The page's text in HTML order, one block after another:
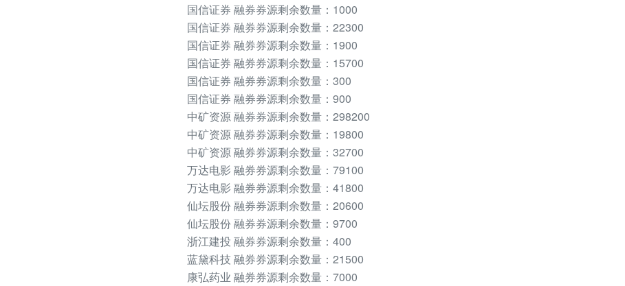
国信证券 融券券源剩余数量：1000
国信证券 融券券源剩余数量：22300
国信证券 融券券源剩余数量：1900
国信证券 融券券源剩余数量：15700
国信证券 融券券源剩余数量：300
国信证券 融券券源剩余数量：900
中矿资源 融券券源剩余数量：298200
中矿资源 融券券源剩余数量：19800
中矿资源 融券券源剩余数量：32700
万达电影 融券券源剩余数量：79100
万达电影 融券券源剩余数量：41800
仙坛股份 融券券源剩余数量：20600
仙坛股份 融券券源剩余数量：9700
浙江建投 融券券源剩余数量：400
蓝黛科技 融券券源剩余数量：21500
康弘药业 融券券源剩余数量：7000